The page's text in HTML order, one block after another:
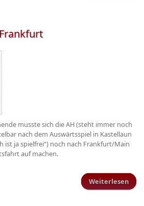
musste sich die AH (steht immer noch
nach dem Auswärtsspiel in Kastellaun
ist ja spielfrei“) noch nach Frankfurt/Main
auf machen.
Weiterlesen